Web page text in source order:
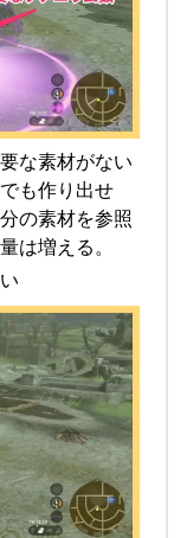
な素材がない
も作り出せ
の素材を参照
は増える。